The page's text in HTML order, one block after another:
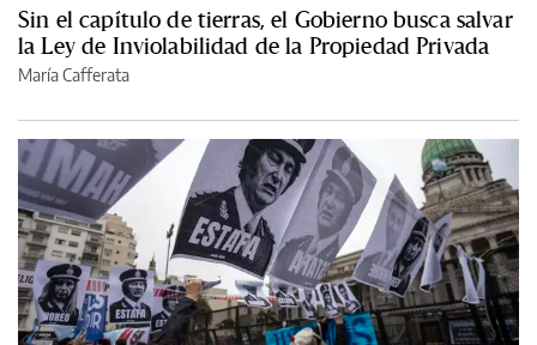
Sin el capítulo de tierras, el Gobierno busca salvar
la Ley de Inviolabilidad de la Propiedad Privada
María Cafferata